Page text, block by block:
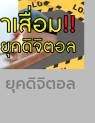
ยุคดิจิตอล